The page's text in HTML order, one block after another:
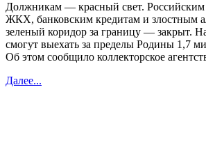
Должникам — красный свет.
ЖКХ, банковским кредитам и злостным
зеленый коридор за границу — закрыт.
смогут выехать за пределы Родины 1,7
Об этом сообщило коллекторское
Далее...